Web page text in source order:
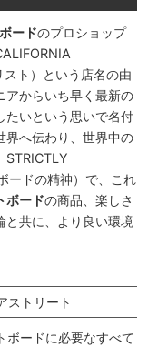
ードのプロショップ
ト）という店名の由
アからいち早く最新の
たいという思いで名付
界へ伝わり、世界中の
STRICTLY
ードの精神）で、これ
ボードの商品、楽しさ
と共に、より良い環境
ストリート
ボードに必要なすべて